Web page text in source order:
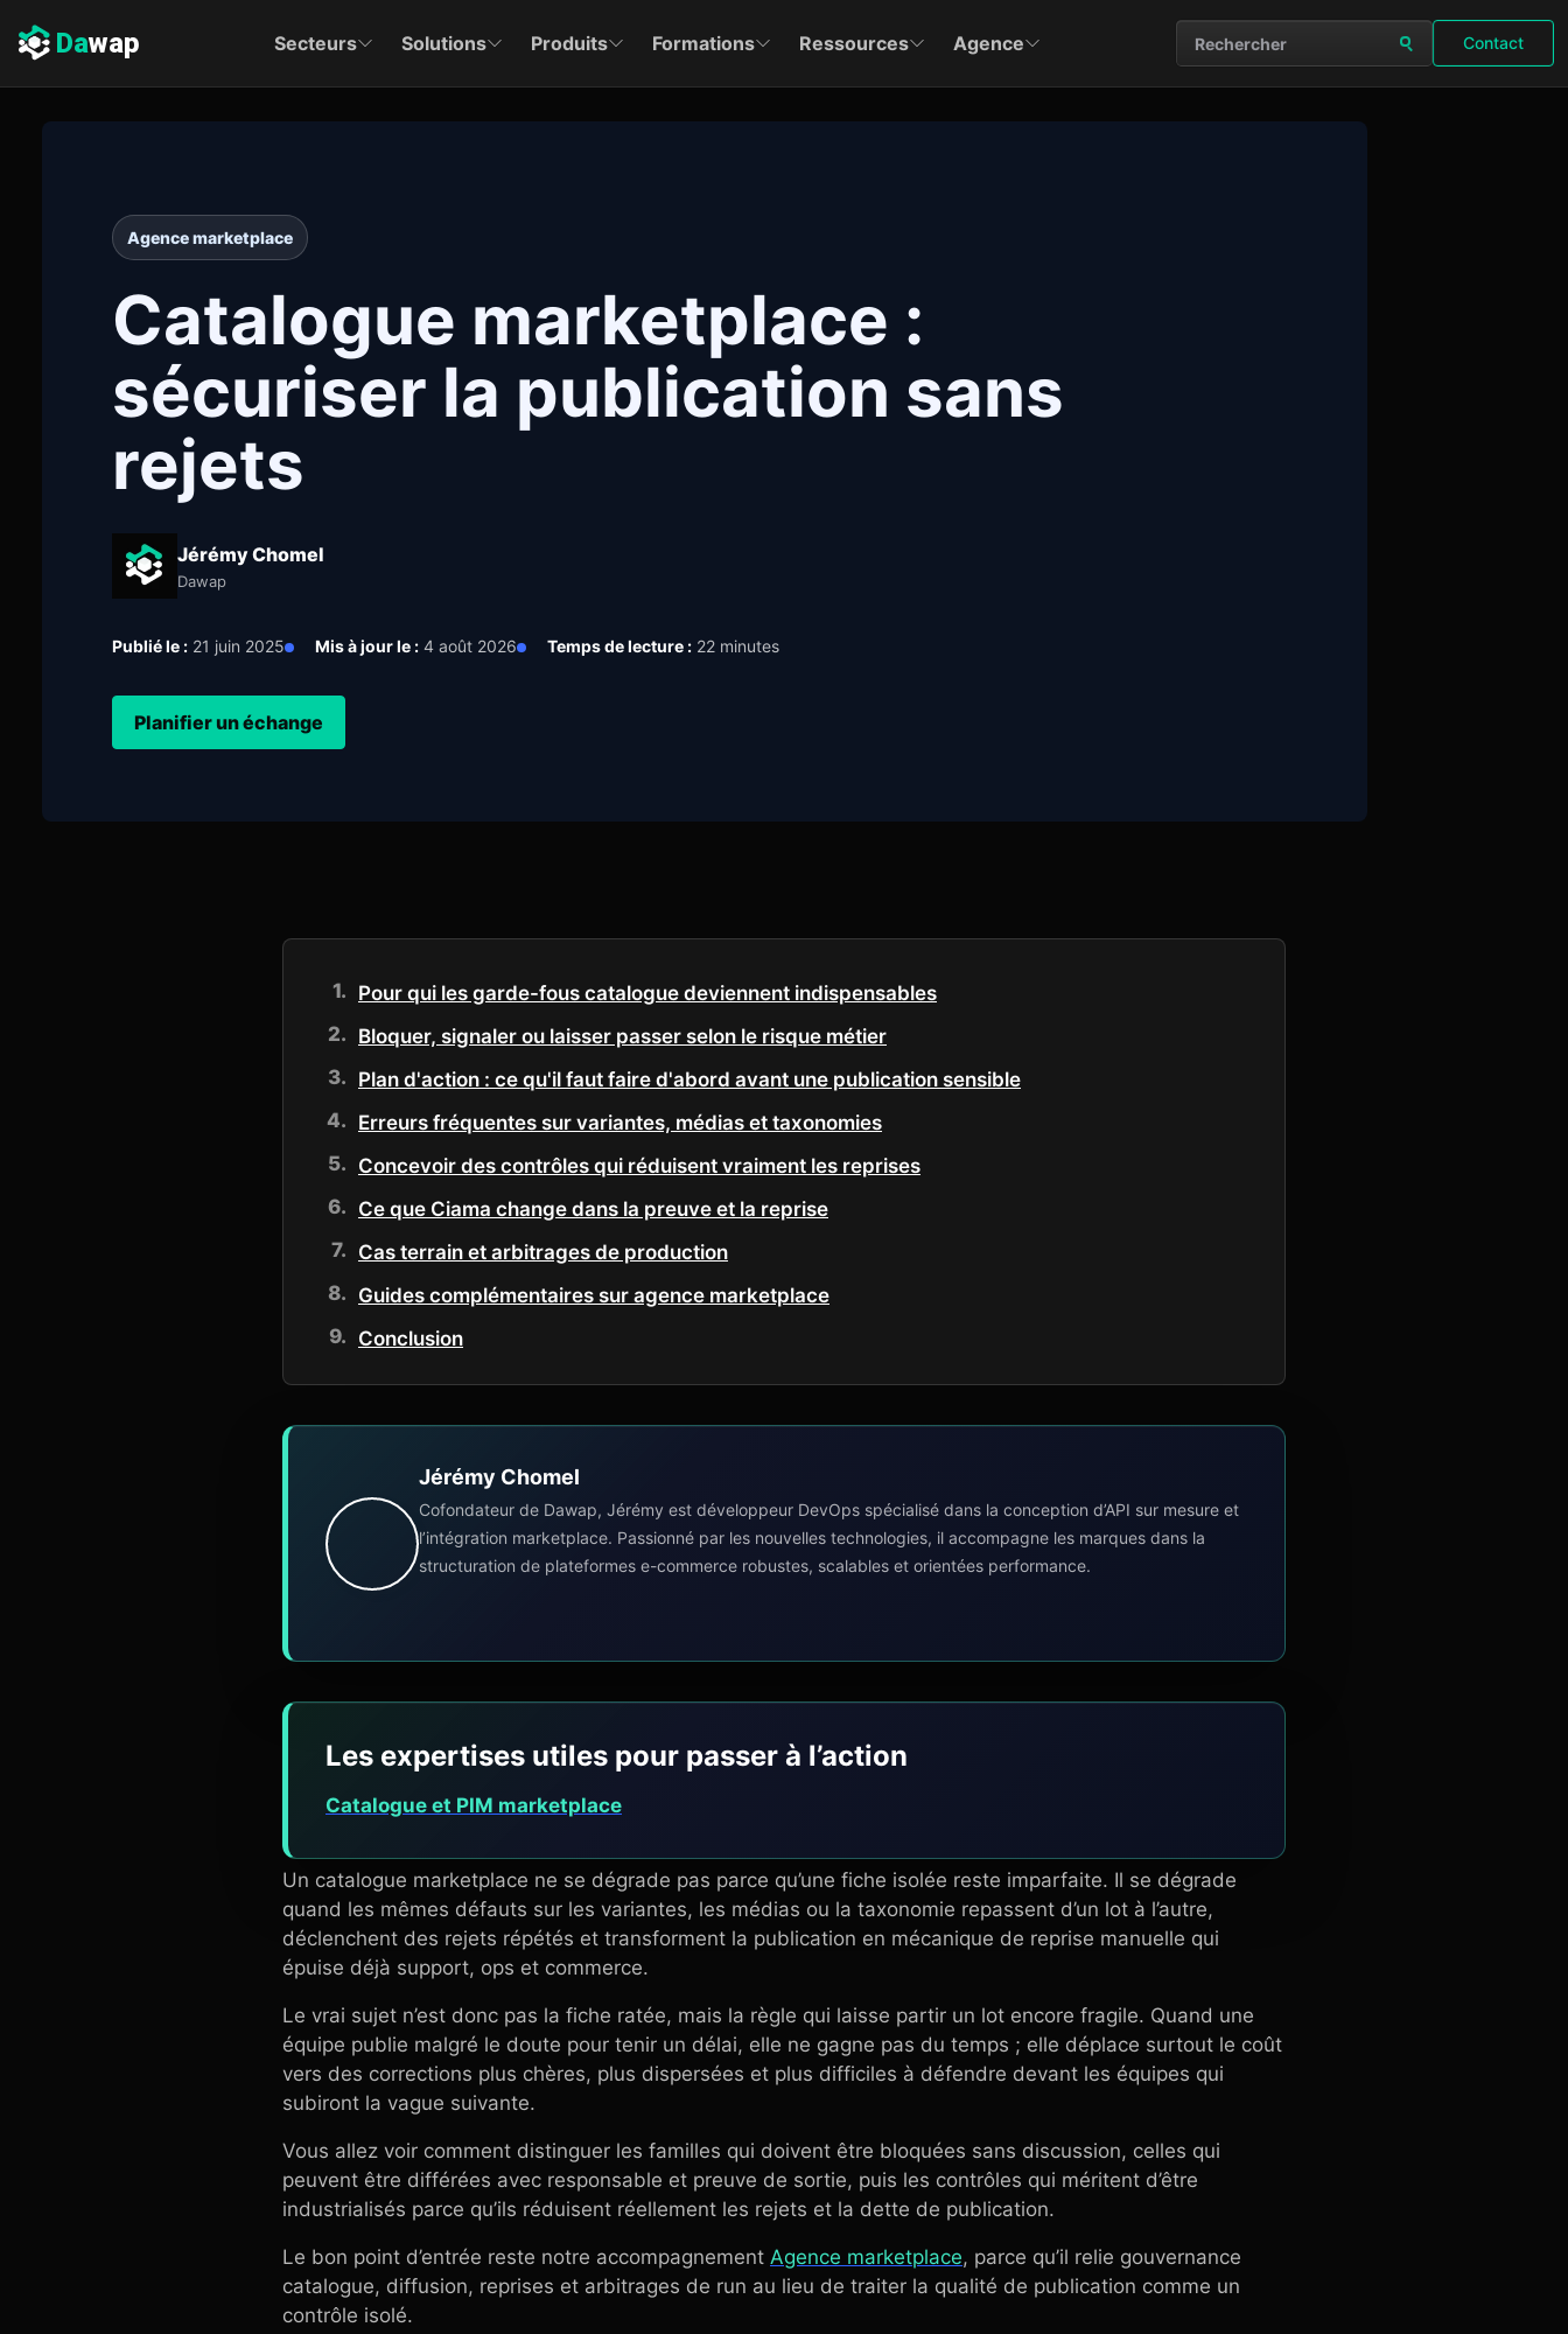
Dawap Secteurs Solutions Produits Formations Ressources Agence
Rechercher sur le site
Contact
Agence marketplace
Catalogue marketplace :
sécuriser la publication sans
rejets
Jérémy Chomel
Dawap
Publié le : 21 juin 2025 Mis à jour le : 4 août 2026 Temps de lecture : 22 minutes
Planifier un échange
Pour qui les garde-fous catalogue deviennent indispensables
Bloquer, signaler ou laisser passer selon le risque métier
Plan d'action : ce qu'il faut faire d'abord avant une publication sensible
Erreurs fréquentes sur variantes, médias et taxonomies
Concevoir des contrôles qui réduisent vraiment les reprises
Ce que Ciama change dans la preuve et la reprise
Cas terrain et arbitrages de production
Guides complémentaires sur agence marketplace
Conclusion
Jérémy Chomel
Cofondateur de Dawap, Jérémy est développeur DevOps spécialisé dans la conception d’API sur mesure et
l’intégration marketplace. Passionné par les nouvelles technologies, il accompagne les marques dans la
structuration de plateformes e-commerce robustes, scalables et orientées performance.
Les expertises utiles pour passer à l’action
Catalogue et PIM marketplace
Un catalogue marketplace ne se dégrade pas parce qu’une fiche isolée reste imparfaite. Il se dégrade
quand les mêmes défauts sur les variantes, les médias ou la taxonomie repassent d’un lot à l’autre,
déclenchent des rejets répétés et transforment la publication en mécanique de reprise manuelle qui
épuise déjà support, ops et commerce.
Le vrai sujet n’est donc pas la fiche ratée, mais la règle qui laisse partir un lot encore fragile. Quand une
équipe publie malgré le doute pour tenir un délai, elle ne gagne pas du temps ; elle déplace surtout le coût
vers des corrections plus chères, plus dispersées et plus difficiles à défendre devant les équipes qui
subiront la vague suivante.
Vous allez voir comment distinguer les familles qui doivent être bloquées sans discussion, celles qui
peuvent être différées avec responsable et preuve de sortie, puis les contrôles qui méritent d’être
industrialisés parce qu’ils réduisent réellement les rejets et la dette de publication.
Le bon point d’entrée reste notre accompagnement Agence marketplace, parce qu’il relie gouvernance
catalogue, diffusion, reprises et arbitrages de run au lieu de traiter la qualité de publication comme un
contrôle isolé.